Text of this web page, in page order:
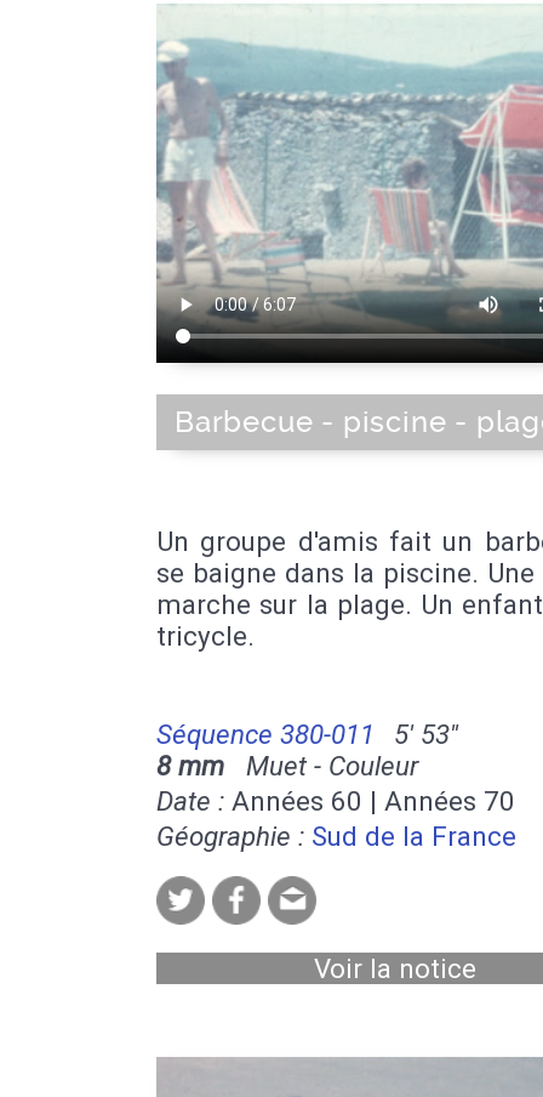
Barbecue - piscine -
Un groupe d'amis fait un
se baigne dans la piscine.
marche sur la plage. Un
tricycle.
Séquence 380-011
5' 53''
8 mm Muet - Couleur
Date : Années 60 | Années 70
Géographie : Sud de la France
Voir la notice